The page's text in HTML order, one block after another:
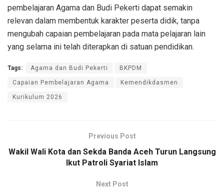
pembelajaran Agama dan Budi Pekerti dapat semakin
relevan dalam membentuk karakter peserta didik, tanpa
mengubah capaian pembelajaran pada mata pelajaran lain
yang selama ini telah diterapkan di satuan pendidikan.
Tags: Agama dan Budi Pekerti BKPDM
Capaian Pembelajaran Agama Kemendikdasmen
Kurikulum 2026
Previous Post
Wakil Wali Kota dan Sekda Banda Aceh Turun Langsung
Ikut Patroli Syariat Islam
Next Post